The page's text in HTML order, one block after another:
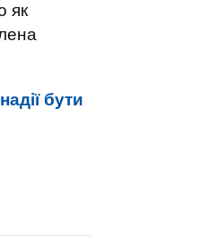
як
бути